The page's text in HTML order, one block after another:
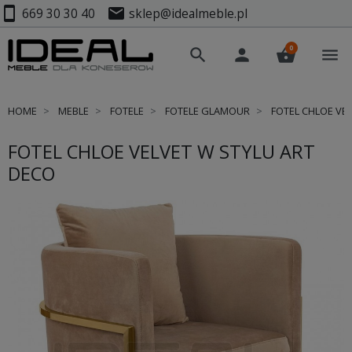
smartphone 669 30 30 40 mail sklep@idealmeble.pl
search person shopping_basket
0 menu
HOME MEBLE FOTELE FOTELE GLAMOUR FOTEL CHLOE
FOTEL CHLOE VELVET W STYLU ART
DECO